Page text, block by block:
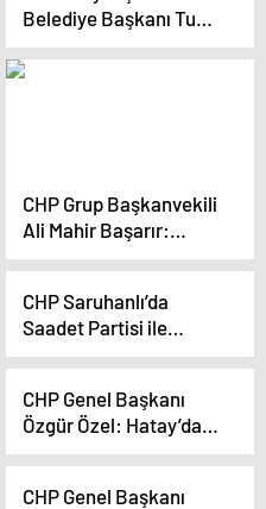
çekti
Belediye Başkanı Tunç
Soyer, gençlerle
buluştu
CHP Grup Başkanvekili
Ali Mahir Başarır:
Emekli bayram
ücret kadar olmalı
CHP Saruhanlı’da
Saadet Partisi ile
ittifak yaptı
CHP Genel Başkanı
Özgür Özel: Hatay’da
kent uzlaşısı
CHP Genel Başkanı